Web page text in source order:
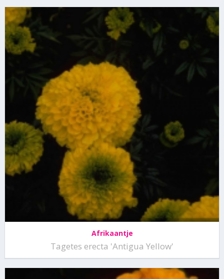
Afrikaantje
Tagetes erecta 'Antigua Yellow'